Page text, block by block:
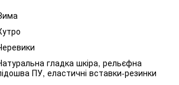
гладка шкіра, рельєфна
ПУ, еластичні вставки-резинки